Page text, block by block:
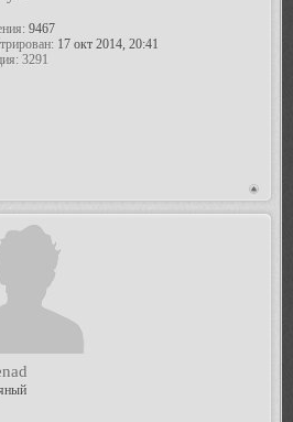
9467
17 окт 2014, 20:41
3291